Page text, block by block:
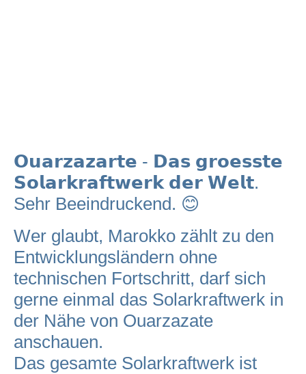
𝗢𝘂𝗮𝗿𝘇𝗮𝘇𝗮𝗿𝘁𝗲 - 𝗗𝗮𝘀 𝗴𝗿𝗼𝗲𝘀𝘀𝘁𝗲
𝗦𝗼𝗹𝗮𝗿𝗸𝗿𝗮𝗳𝘁𝘄𝗲𝗿𝗸 𝗱𝗲𝗿 𝗪𝗲𝗹𝘁.
Sehr Beeindruckend. 😊
Wer glaubt, Marokko zählt zu den
Entwicklungsländern ohne
technischen Fortschritt, darf sich
gerne einmal das Solarkraftwerk in
der Nähe von Ouarzazate
anschauen.
Das gesamte Solarkraftwerk ist